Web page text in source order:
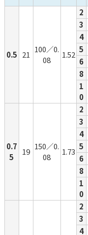
0.5 21
100／0.
08
1.52
2
3
4
5
6
8
1
0
0.7
5
19
150／0.
08
1.73
2
3
4
5
6
8
1
0
2
3
4